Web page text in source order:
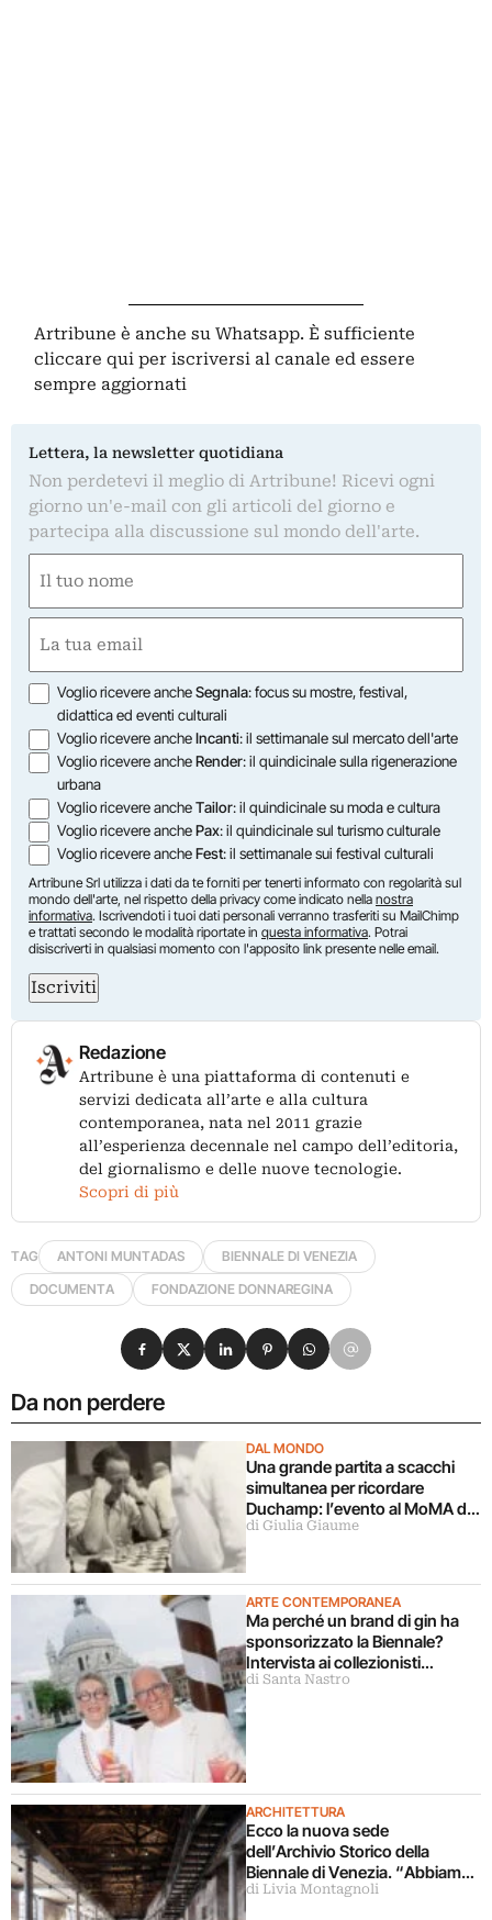
Artribune è anche su Whatsapp. È sufficiente
cliccare qui per iscriversi al canale ed essere
sempre aggiornati
Lettera, la newsletter quotidiana
Non perdetevi il meglio di Artribune! Ricevi ogni
giorno un'e-mail con gli articoli del giorno e
partecipa alla discussione sul mondo dell'arte.
(Obbligatorio)
(Obbligatorio)
Opzioni
Voglio ricevere ancheSegnala: focus su mostre, festival,
didattica ed eventi culturali
Voglio ricevere ancheIncanti: il settimanale sul mercato dell'arte
Voglio ricevere ancheRender: il quindicinale sulla rigenerazione
urbana
Voglio ricevere ancheTailor: il quindicinale su moda e cultura
Voglio ricevere anchePax: il quindicinale sul turismo culturale
Voglio ricevere ancheFest: il settimanale sui festival culturali
Artribune Srl utilizza i dati da te forniti per tenerti informato con regolarità sul
mondo dell'arte, nel rispetto della privacy come indicato nella nostra
informativa. Iscrivendoti i tuoi dati personali verranno trasferiti su MailChimp
e trattati secondo le modalità riportate in questa informativa. Potrai
disiscriverti in qualsiasi momento con l'apposito link presente nelle email.
Iscriviti
Redazione
Artribune è una piattaforma di contenuti e
servizi dedicata all’arte e alla cultura
contemporanea, nata nel 2011 grazie
all’esperienza decennale nel campo dell’editoria,
del giornalismo e delle nuove tecnologie.
Scopri di più
TAG ANTONI MUNTADAS
BIENNALE DI VENEZIA
DOCUMENTA
FONDAZIONE DONNAREGINA
Da non perdere
DAL MONDO
Una grande partita a scacchi
simultanea per ricordare
Duchamp: l’evento al MoMA di
New York
di Giulia Giaume
ARTE CONTEMPORANEA
Ma perché un brand di gin ha
sponsorizzato la Biennale?
Intervista ai collezionisti
fondatori di Quattro Gatti
di Santa Nastro
ARCHITETTURA
Ecco la nuova sede
dell’Archivio Storico della
Biennale di Venezia. “Abbiamo
l’Archivio delle Arti
di Livia Montagnoli
Condividi su Facebook
Condividi su X
Condividi su LinkedIn
Condividi su Pinterest
Condividi su WhatsApp
Condividi su Email